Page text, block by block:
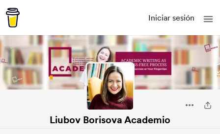
Iniciar sesión
Liubov Borisova Academio